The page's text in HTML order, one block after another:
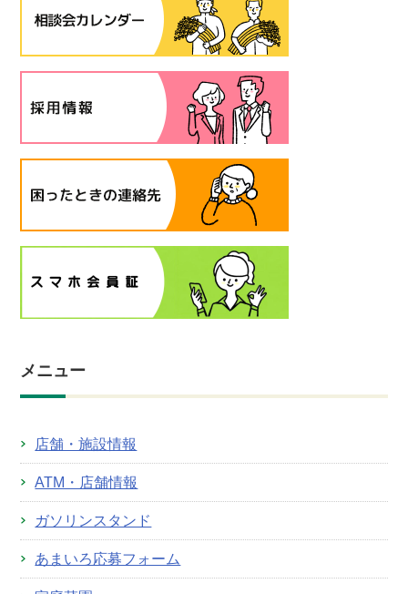
メニュー
店舗・施設情報
ATM・店舗情報
ガソリンスタンド
あまいろ応募フォーム